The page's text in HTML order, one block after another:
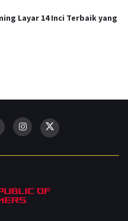
Layar 14 Inci Terbaik yang